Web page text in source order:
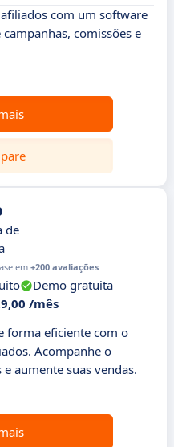
com um software
comissões e
de
em +200 avaliações
Demo gratuita
/mês
forma eficiente com o
Acompanhe o
aumente suas vendas.